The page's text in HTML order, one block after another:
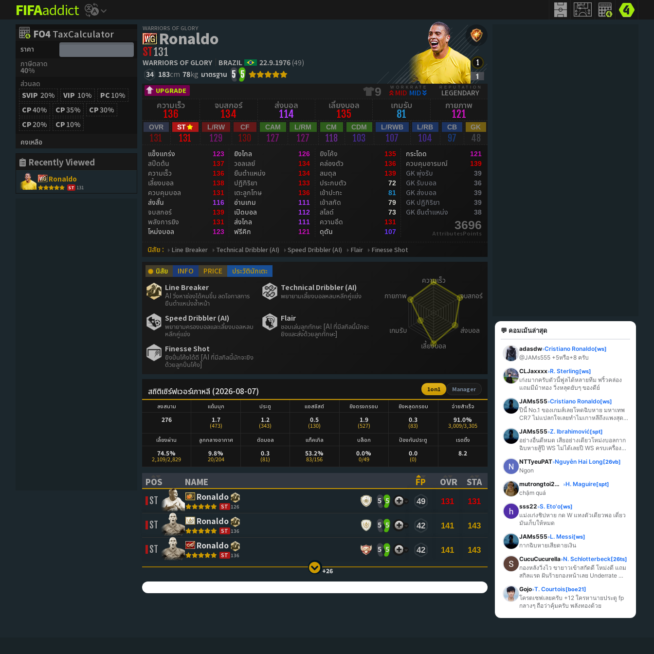
FIFAaddict
FO4TaxCalculator
ราคา
ภาษีตลาด
40%
ส่วนลด
SVIP 20% VIP 10% PC 10%
CP40% CP35% CP30%
CP20% CP 10%
คงเหลือ
Recently Viewed
Ronaldo
ST 131
WARRIORS OF GLORY
Ronaldo
ST131
WARRIORS OF GLORY BRAZIL 22.9.1976(49)
34 183cm 78kg มาตรฐาน 5 5
UPGRADE 9 WORKRATE
MID MID
REPUTATION
LEGENDARY
ความเร็ว
136
จบสกอร์
134
ส่งบอล
114
เลี้ยงบอล
135
เกมรับ
81
กายภาพ
121
OVR
131
ST
131
L/RW
129
CF
130
CAM
127
L/RM
127
CM
118
CDM
103
L/RWB
107
L/RB
104
CB
97
GK
48
แข็งแกร่ง 123
สปีดต้น 137
ความเร็ว 136
เลี้ยงบอล 138
ควบคุมบอล 131
ส่งสั้น 116
จบสกอร์ 139
พลังการยิง 131
โหม่งบอล 123
ยิงไกล 126
วอลเลย์ 134
ยืนตำแหน่ง 134
ปฏิกิริยา 133
เตะลูกโทษ 136
อ่านเกม 111
เปิดบอล 112
ส่งไกล 111
ฟรีคิก 121
ยิงโค้ง 135
คล่องตัว 136
สมดุล 139
ประกบตัว 72
เข้าปะทะ 81
เข้าสกัด 79
สไลด์ 73
ความอึด 131
ดุดัน 107
กระโดด 121
ควบคุมอารมณ์ 139
GK พุ่งรับ 39
GK รับบอล 36
GK ส่งบอล 39
GK ปฏิกิริยา 39
GK ยืนตำแหน่ง 38
3696
AttributesPoints
นิสัย : Line Breaker Technical Dribbler (AI) Speed Dribbler (AI) Flair Finesse Shot
นิสัย INFO PRICE
ประวัตินักเตะ
Line Breaker
AI วิ่งหาช่องได้คมขึ้น ลดโอกาสการ
ยืนตำแหน่งล้ำหน้า
Technical Dribbler (AI)
พยายามเลี้ยงบอลหลบหลีกคู่แข่ง
Speed Dribbler (AI)
พยายามครองบอลและเลี้ยงบอลหลบ
หลีกคู่แข่ง
Flair
ชอบเล่นลูกทักษะ [AI ที่มีสกิลนี้มักจะ
ยิงและส่งด้วยลูกทักษะ]
Finesse Shot
ยิงปั่นโค้งได้ดี [AI ที่มีสกิลนี้มักจะยิง
ด้วยลูกปั่นโค้ง]
สถิติเซิร์ฟเวอร์เกาหลี (2026-08-07) 1on1 Manager
ลงสนาม
276
แต้มบุก
1.7
(473)
ประตู
1.2
(343)
แอสซิสต์
0.5
(130)
ยิงตรงกรอบ
1.9
(527)
ยิงหลุดกรอบ
0.3
(83)
จ่ายสำเร็จ
91.0%
3,009/3,305
เลี้ยงผ่าน
74.5%
2,109/2,829
ลูกกลางอากาศ
9.8%
20/204
ตัดบอล
0.3
(81)
แท็คเกิล
53.2%
83/156
บล็อก
0.0%
0/49
ป้องกันประตู
0.0
(0)
เรตติ้ง
8.2
POS
(CLICK TO SORT ASCENDING)
NAME
(CLICK TO SORT ASCENDING)
FP
(CLICK TO SORT ASCENDING)
OVR
(CLICK TO SORT ASCENDING)
STA
(CLICK TO SORT ASCENDING)
ST Ronaldo
ST 126
5 5 49 131 131
ST Ronaldo
ST 136
5 5 42 141 143
ST Ronaldo
ST 136
5 5 42 141 143
+26
💬 คอมเม้นล่าสุด
adasdw»Cristiano Ronaldo[ws]
@JAMs555 +5หรือ+8 ครับ
CLJaxxxx»R. Sterling[ws]
เก่งมากครับตัวนี้ฟูลได้หลายทีม พริ้วคล่อง
แถมมีม้าทอง วิ่งหลุดยับๆ ของดีย์
JAMs555»Cristiano Ronaldo[ws]
ปีนี้ No.1 ของเกมส์เลยโหดฉิบหาย มหาเทพ
CR7 ไม่แปลกใจเลยทำไมเกาหลีถึงแพงสุด
JAMs555»Z. Ibrahimović[spt]
อย่างอื่นดีหมด เสียอย่างเดียวโหม่งบอลกาก
ฉิบหายสู้ปี WS ไม่ได้เลยปี WS ครบเครื่อง
NTTyeuPAT»Nguyễn Hai Long[26vb]
Ngon
mutrongtoi2027
»H. Maguire[spt]
chậm quá
sss22»S. Eto'o[ws]
แม่งเก่งชิปหาย กด W แทงตัวเดียวพอ เดี๋ยว
มันเก็บให้หมด
JAMs555»L. Messi[ws]
กากฉิบหายเสียดายเงิน
CucuCucurella»N. Schlotterbeck[26ts]
กองหลังวิ่งไว ขายาวเข้าสกัดดี โหม่งดี แถม
สกิลแรด ฝันร้ายกองหน้าเลย Underrate
Gojo»T. Courtois[boe21]
โครตเซฟเลยครับ +12 ใครหานายประตู fp
กลางๆ ถือว่าคุ้มครับ พลังทองด้วย